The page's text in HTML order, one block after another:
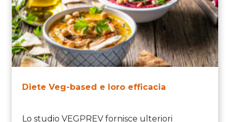
Diete Veg-based e loro efficacia
Lo studio VEGPREV fornisce ulteriori